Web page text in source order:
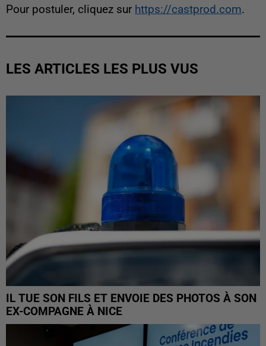
Pour postuler, cliquez sur https://castprod.com.
LES ARTICLES LES PLUS VUS
IL TUE SON FILS ET ENVOIE DES PHOTOS À SON
EX-COMPAGNE À NICE